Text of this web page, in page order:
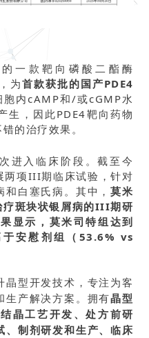
一款靶向磷酸二酯酶
为首款获批的国产PDE4
胞内cAMP和/或cGMP水
生，因此PDE4靶向药物
的治疗效果。
进入临床阶段。截至今
两项III期临床试验，针对
和白塞氏病。其中，莫米
斑块状银屑病的III期研
显示，莫米司特组达到
安慰剂组（53.6% vs
晶型开发技术，专注为客
生产解决方案。拥有晶型
晶工艺开发、处方前研
、制剂研发和生产、临床